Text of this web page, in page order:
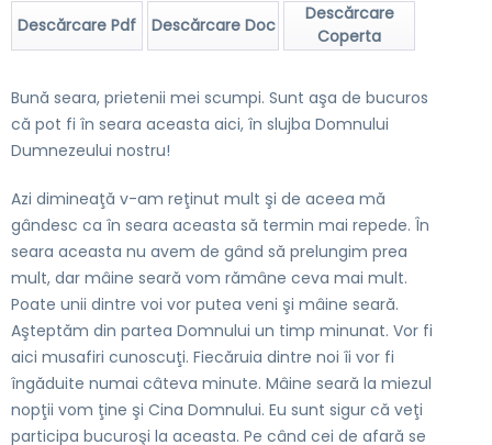
Descărcare Pdf Descărcare Doc
Descărcare
Coperta
Bună seara, prietenii mei scumpi. Sunt aşa de bucuros
că pot fi în seara aceasta aici, în slujba Domnului
Dumnezeului nostru!
Azi dimineaţă v-am reţinut mult şi de aceea mă
gândesc ca în seara aceasta să termin mai repede. În
seara aceasta nu avem de gând să prelungim prea
mult, dar mâine seară vom rămâne ceva mai mult.
Poate unii dintre voi vor putea veni şi mâine seară.
Aşteptăm din partea Domnului un timp minunat. Vor fi
aici musafiri cunoscuţi. Fiecăruia dintre noi îi vor fi
îngăduite numai câteva minute. Mâine seară la miezul
nopţii vom ţine şi Cina Domnului. Eu sunt sigur că veţi
participa bucuroşi la aceasta. Pe când cei de afară se